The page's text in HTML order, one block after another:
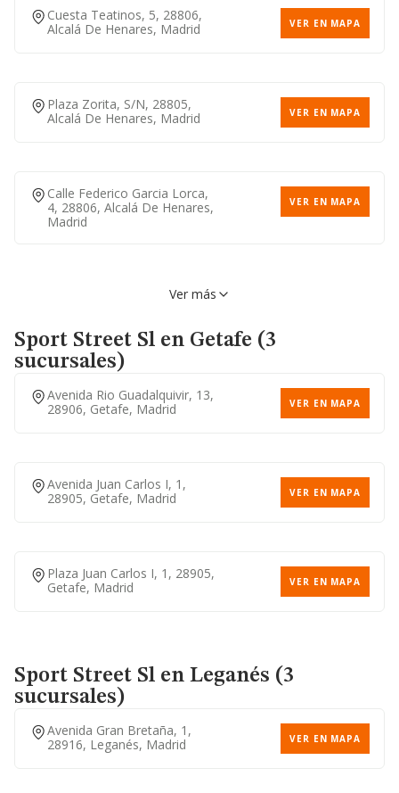
Calle Manuel Machado, 3,
28030, Madrid, Madrid
Cuesta Teatinos, 5, 28806,
Alcalá De Henares, Madrid
VER EN MAPA
Plaza Zorita, S/n, 28805,
Alcalá De Henares, Madrid
VER EN MAPA
Calle Federico Garcia Lorca,
4, 28806, Alcalá De Henares,
Madrid
VER EN MAPA
Calle Valentin Juara Bellot, 4,
Ver más
Sport Street Sl en Getafe (3
sucursales)
Avenida Rio Guadalquivir, 13,
28906, Getafe, Madrid
VER EN MAPA
Avenida Juan Carlos I, 1,
28905, Getafe, Madrid
VER EN MAPA
Plaza Juan Carlos I, 1, 28905,
Getafe, Madrid
VER EN MAPA
Sport Street Sl en Leganés (3
sucursales)
Avenida Gran Bretaña, 1,
28916, Leganés, Madrid
VER EN MAPA